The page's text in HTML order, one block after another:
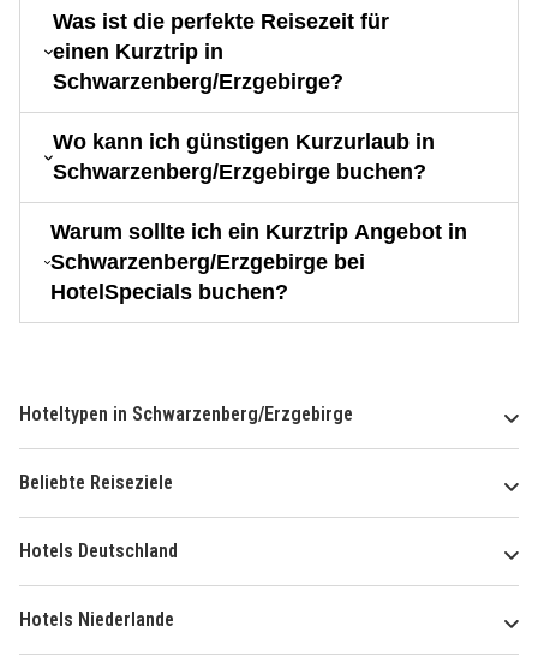
Was ist die perfekte Reisezeit für
einen Kurztrip in
Schwarzenberg/Erzgebirge?
Wo kann ich günstigen Kurzurlaub in
Schwarzenberg/Erzgebirge buchen?
Warum sollte ich ein Kurztrip Angebot in
Schwarzenberg/Erzgebirge bei
HotelSpecials buchen?
Hoteltypen in Schwarzenberg/Erzgebirge
Beliebte Reiseziele
Hotels Deutschland
Hotels Niederlande